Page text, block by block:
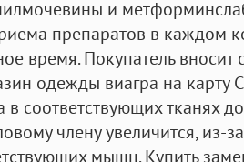
и
препаратов в каждом
время. Покупатель
одежды виагра на карту
в соответствующих тканях
члену увеличится, из-
мышц. Купить